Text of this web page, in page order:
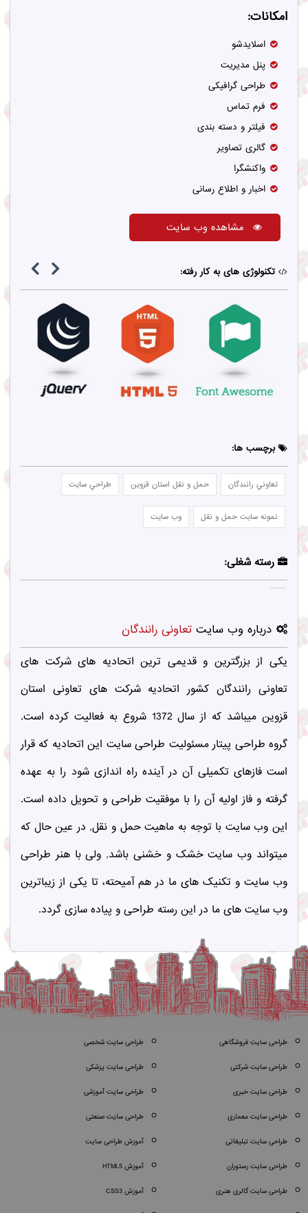
امکانات:
اسلایدشو
پنل مدیریت
طراحی گرافیکی
فرم تماس
فیلتر و دسته بندی
گالری تصاویر
واکنشگرا
اخبار و اطلاع رسانی
مشاهده وب سایت
تکنولوژی های به کار رفته:
برچسب ها:
تعاوني رانندگان حمل و نقل استان قزوين طراحي سايت
نمونه سايت حمل و نقل وب سايت
رسته شغلی:
درباره وب سایت تعاونی رانندگان
یکی از بزرگترین و قدیمی ترین اتحادیه های شرکت های
تعاونی رانندگان کشور اتحادیه شرکت های تعاونی استان
قزوین میباشد که از سال 1372 شروع به فعالیت کرده است.
گروه طراحی پیتار مسئولیت طراحی سایت این اتحادیه که قرار
است فازهای تکمیلی آن در آینده راه اندازی شود را به عهده
گرفته و فاز اولیه آن را با موفقیت طراحی و تحویل داده است.
این وب سایت با توجه به ماهیت حمل و نقل, در عین حال که
میتواند وب سایت خشک و خشنی باشد, ولی با هنر طراحی
وب سایت و تکنیک های ما در هم آمیحته، تا یکی از زیباترین
وب سایت های ما در این رسته طراحی و پیاده سازی گردد.
طراحی سایت فروشگاهی
طراحی سایت شرکتی
طراحی سایت خبری
طراحی سایت معماری
طراحی سایت شخصی
طراحی سایت پزشکی
طراحی سایت آموزشی
طراحی سایت صنعتی
طراحی سایت تبلیغاتی
طراحی سایت رستوران
طراحی سایت گالری هنری
آموزش طراحی سایت
آموزش HTML5
آموزش CSS3